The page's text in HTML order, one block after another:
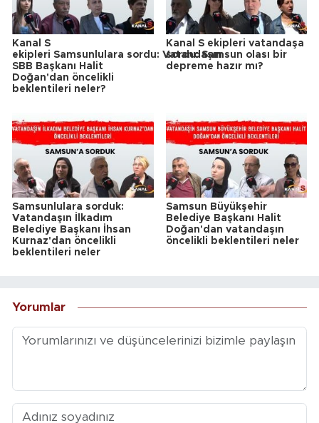
Kanal S
ekipleri Samsunlulara sordu: Vatandaşın
SBB Başkanı Halit
Doğan'dan öncelikli
beklentileri neler?
Kanal S ekipleri vatandaşa
sordu: Samsun olası bir
depreme hazır mı?
Samsunlulara sorduk:
Vatandaşın İlkadım
Belediye Başkanı İhsan
Kurnaz'dan öncelikli
beklentileri neler
Samsun Büyükşehir
Belediye Başkanı Halit
Doğan'dan vatandaşın
öncelikli beklentileri neler
Yorumlar